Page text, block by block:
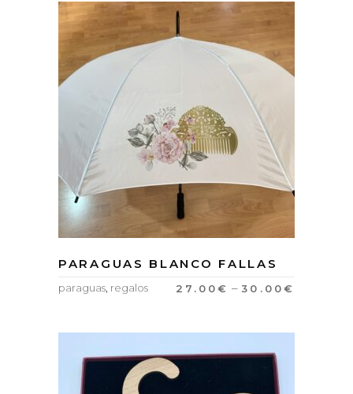
PARAGUAS BLANCO FALLAS
27.00€ – 30.00€
paraguas, regalos